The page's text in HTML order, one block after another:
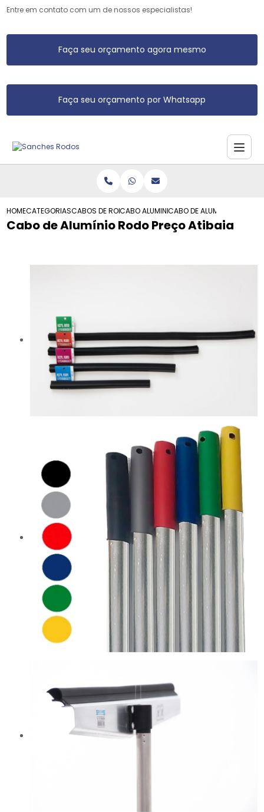
Entre em contato com um de nossos especialistas!
Faça seu orçamento agora mesmo
Faça seu orçamento por Whatsapp
HOMECATEGORIASCABOS DE RODO DE ALUMINIO
CABO ALUMINIO RODOCABO DE ALUMINIO RODO
Cabo de Alumínio Rodo Preço Atibaia